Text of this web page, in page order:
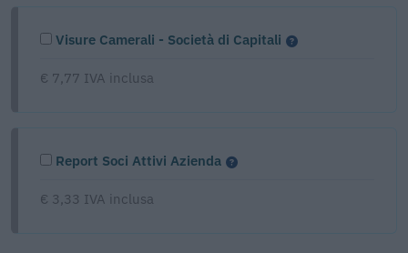
Visure Camerali - Società di Capitali
€ 7,77 IVA inclusa
Report Soci Attivi Azienda
€ 3,33 IVA inclusa